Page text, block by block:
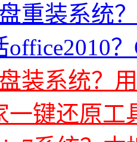
重装系统
office2010
装系统？
一键还原工